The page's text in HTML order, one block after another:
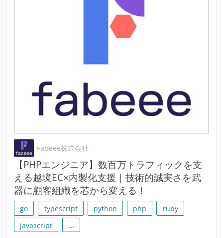
Fabeee株式会社
【PHPエンジニア】数百万トラフィックを支
える越境EC×内製化支援｜技術的誠実さを武
器に顧客組織を芯から変える！
go typescript python php
ruby
javascript
…